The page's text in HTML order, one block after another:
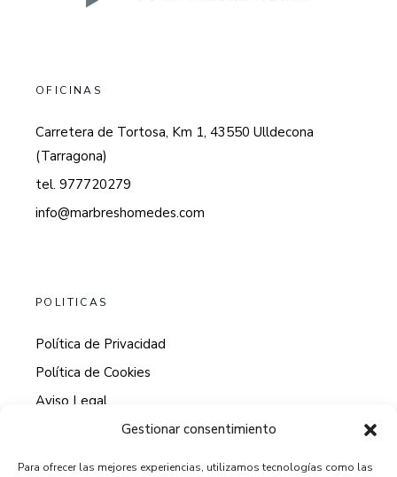
Gestionar consentimiento
Para ofrecer las mejores experiencias, utilizamos tecnologías como las
OFICINAS
Carretera de Tortosa, Km 1, 43550 Ulldecona
(Tarragona)
tel. 977720279
info@marbreshomedes.com
POLITICAS
Política de Privacidad
Política de Cookies
Aviso Legal